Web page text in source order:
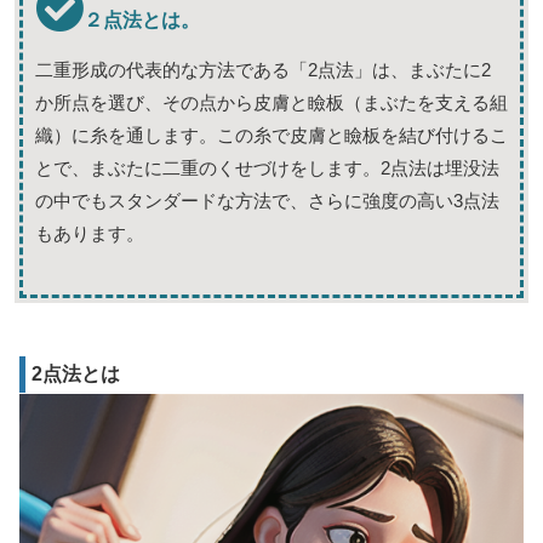
２点法とは。
二重形成の代表的な方法である「2点法」は、まぶたに2
か所点を選び、その点から皮膚と瞼板（まぶたを支える組
織）に糸を通します。この糸で皮膚と瞼板を結び付けるこ
とで、まぶたに二重のくせづけをします。2点法は埋没法
の中でもスタンダードな方法で、さらに強度の高い3点法
もあります。
2点法とは